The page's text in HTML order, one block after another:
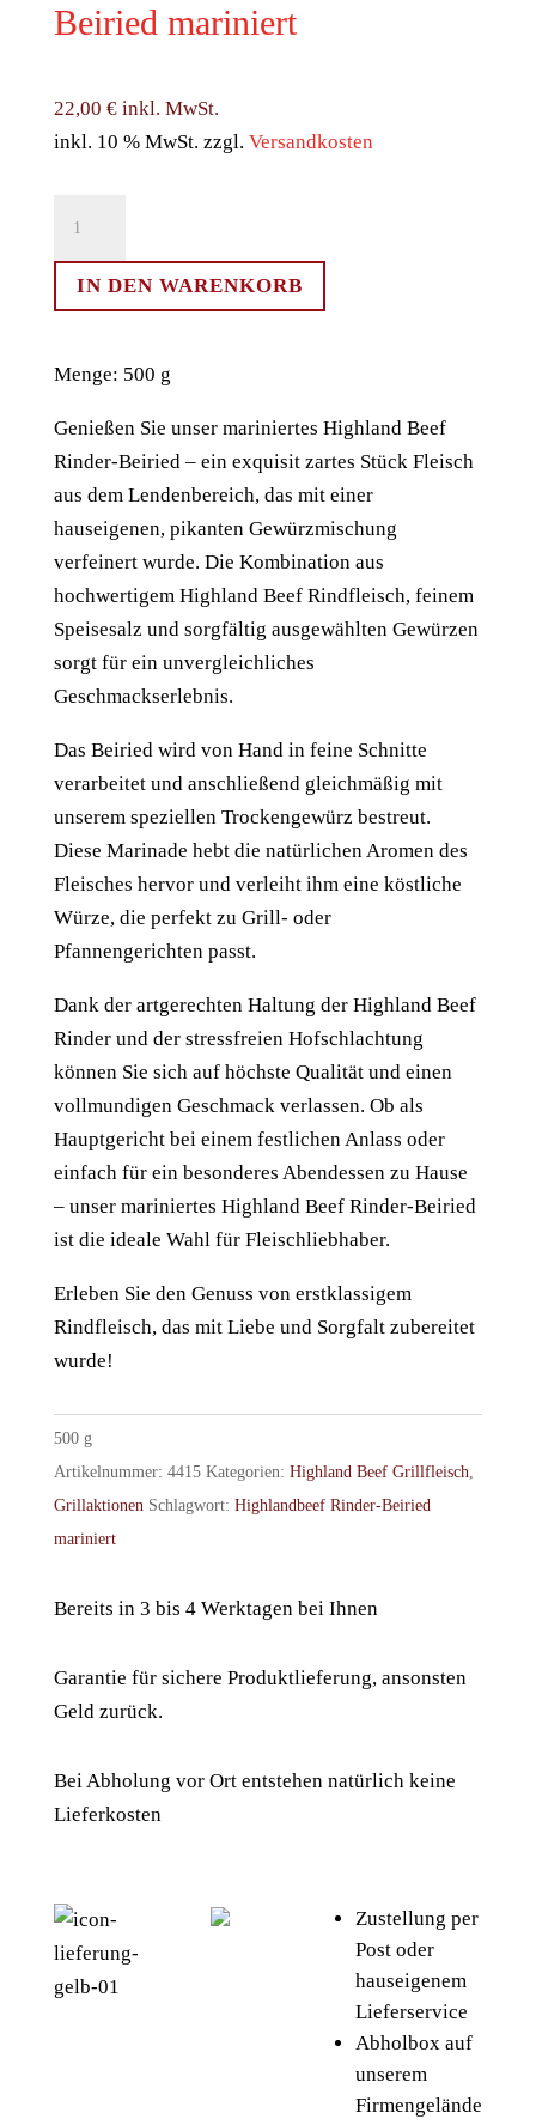
Beiried mariniert
22,00 € inkl. MwSt.
inkl. 10 % MwSt. zzgl. Versandkosten
Rinder-
Beiried
Menge
IN DEN WARENKORB
Menge: 500 g
Genießen Sie unser mariniertes Highland Beef
Rinder-Beiried – ein exquisit zartes Stück Fleisch
aus dem Lendenbereich, das mit einer
hauseigenen, pikanten Gewürzmischung
verfeinert wurde. Die Kombination aus
hochwertigem Highland Beef Rindfleisch, feinem
Speisesalz und sorgfältig ausgewählten Gewürzen
sorgt für ein unvergleichliches
Geschmackserlebnis.
Das Beiried wird von Hand in feine Schnitte
verarbeitet und anschließend gleichmäßig mit
unserem speziellen Trockengewürz bestreut.
Diese Marinade hebt die natürlichen Aromen des
Fleisches hervor und verleiht ihm eine köstliche
Würze, die perfekt zu Grill- oder
Pfannengerichten passt.
Dank der artgerechten Haltung der Highland Beef
Rinder und der stressfreien Hofschlachtung
können Sie sich auf höchste Qualität und einen
vollmundigen Geschmack verlassen. Ob als
Hauptgericht bei einem festlichen Anlass oder
einfach für ein besonderes Abendessen zu Hause
– unser mariniertes Highland Beef Rinder-Beiried
ist die ideale Wahl für Fleischliebhaber.
Erleben Sie den Genuss von erstklassigem
Rindfleisch, das mit Liebe und Sorgfalt zubereitet
wurde!
500 g
Artikelnummer: 4415 Kategorien: Highland Beef Grillfleisch,
Grillaktionen Schlagwort: Highlandbeef Rinder-Beiried
mariniert
Bereits in 3 bis 4 Werktagen bei Ihnen
Garantie für sichere Produktlieferung, ansonsten
Geld zurück.
Bei Abholung vor Ort entstehen natürlich keine
Lieferkosten
Zustellung per
Post oder
hauseigenem
Lieferservice
Abholbox auf
unserem
Firmengelände